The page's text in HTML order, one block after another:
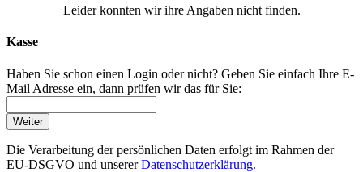
Leider konnten wir ihre Angaben nicht finden.
Kasse
Haben Sie schon einen Login oder nicht? Geben Sie einfach Ihre E-
Mail Adresse ein, dann prüfen wir das für Sie:
Weiter
Die Verarbeitung der persönlichen Daten erfolgt im Rahmen der
EU-DSGVO und unsererDatenschutzerklärung.